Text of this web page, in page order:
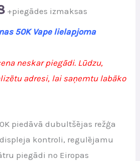
Current
price
€8.48.
+piegādes izmaksas
50K Vape lielapjoma
neskar piegādi. Lūdzu,
adresi, lai saņemtu labāko
piedāvā dubultšējas režģa
kontroli, regulējamu
piegādi no Eiropas